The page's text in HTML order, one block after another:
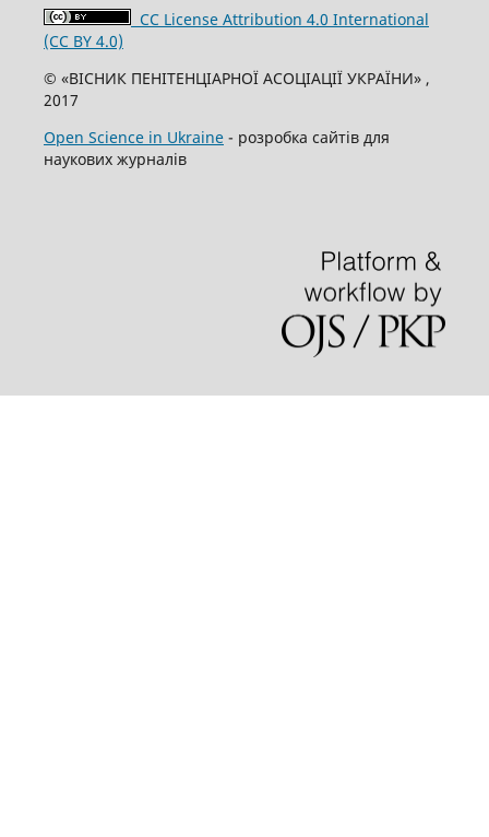
CC License Attribution 4.0 International
(CC BY 4.0)
© «ВІСНИК ПЕНІТЕНЦІАРНОЇ АСОЦІАЦІЇ УКРАЇНИ» ,
2017
Open Science in Ukraine- розробка сайтів для
наукових журналів